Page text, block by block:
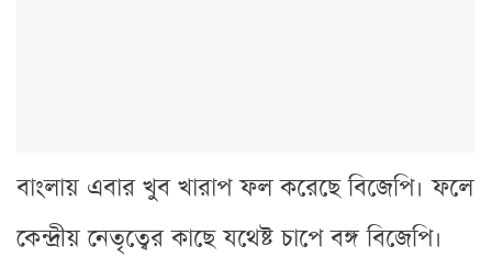
বাংলায় এবার খুব খারাপ ফল করেছে বিজেপি। ফলে
কেন্দ্রীয় নেতৃত্বের কাছে যথেষ্ট চাপে বঙ্গ বিজেপি।